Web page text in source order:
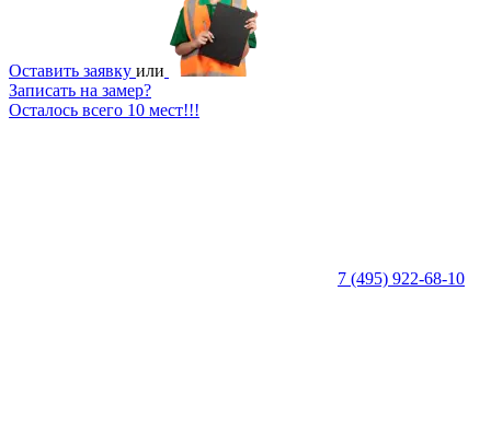
Оставить заявку или
Записать на замер?
Осталось всего 10 мест!!!
7 (495) 922-68-10